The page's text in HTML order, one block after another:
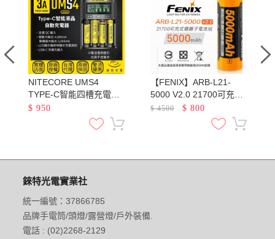
NITECORE UMS4
TYPE-C智能四槽充電器
QC3.0快充 18650 21700
鋰電池 AA AAA 鎳氫
$ 950
【FENIX】ARB-L21-
5000 V2.0 21700可充電
鋰電池 容量5000mAh 最
$4500 $ 800
錸特光電實業社
統一編號：37866785
品牌手電筒/頭燈/露營燈/戶外裝備.
電話 : (02)2268-2129